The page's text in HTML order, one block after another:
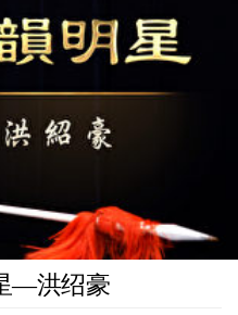
—洪绍豪